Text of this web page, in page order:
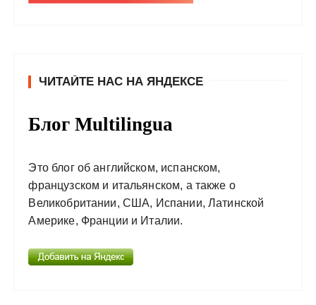
ЧИТАЙТЕ НАС НА ЯНДЕКСЕ
Блог Multilingua
Это блог об английском, испанском,
французском и итальянском, а также о
Великобритании, США, Испании, Латинской
Америке, Франции и Италии.